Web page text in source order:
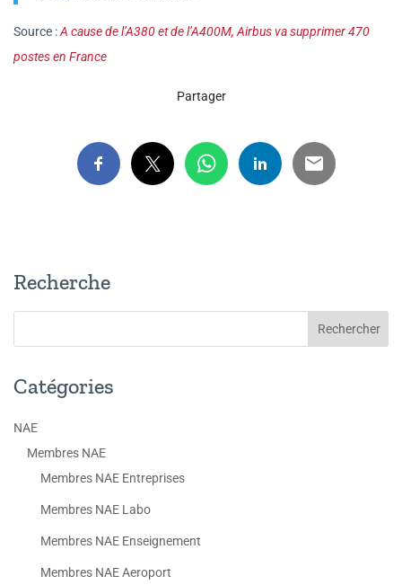
Source :A cause de l’A380 et de l’A400M, Airbus va supprimer 470
postes en France
Partager
Recherche
Catégories
NAE
Membres NAE
Membres NAE Entreprises
Membres NAE Labo
Membres NAE Enseignement
Membres NAE Aeroport